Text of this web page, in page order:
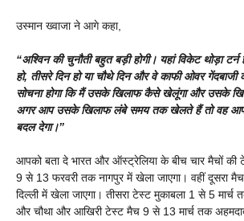
उस्मान ख्वाजा ने आगे कहा,
“अश्विन की चुनौती बहुत बड़ी होगी। यहां विकेट थोड़ा टर्न
हो, तीसरे दिन हो या चौथे दिन और वे काफी ओवर
सोचना होगा कि मैं उसके खिलाफ कैसे खेलूंगा और उसके
अगर आप उसके खिलाफ लंबे समय तक खेलते हैं तो वह
बदल देगा।”
आपको बता दे भारत और ऑस्ट्रेलिया के बीच चार मैचों की
9 से 13 फरवरी तक नागपुर में खेला जाएगा। वहीं दूसरा
दिल्ली में खेला जाएगा। तीसरा टेस्ट मुकाबला 1 से 5 मार्च
और चौथा और आखिरी टेस्ट मैच 9 से 13 मार्च तक